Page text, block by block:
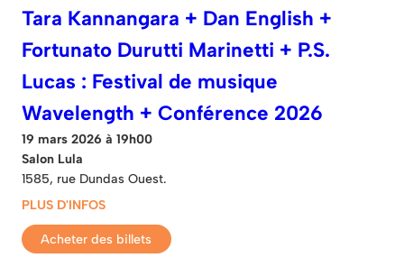
Tara Kannangara + Dan English +
Fortunato Durutti Marinetti + P.S.
Lucas : Festival de musique
Wavelength + Conférence 2026
19 mars 2026 à 19h00
Salon Lula
1585, rue Dundas Ouest.
PLUS D'INFOS
Acheter des billets